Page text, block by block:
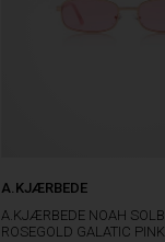
A.KJÆRBEDE
A.KJÆRBEDE NOAH
ROSEGOLD GALATIC PINK